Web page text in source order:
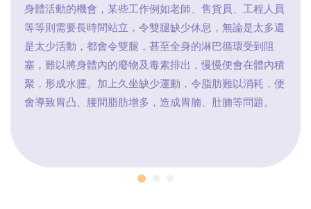
身體活動的機會，某些工作例如老師、售貨員、工程人員
等等則需要長時間站立，令雙腿缺少休息，無論是太多還
是太少活動，都會令雙腿，甚至全身的淋巴循環受到阻
塞，難以將身體內的廢物及毒素排出，慢慢便會在體內積
聚，形成水腫。加上久坐缺少運動，令脂肪難以消耗，便
會導致胃凸、腰間脂肪增多，造成胃腩、肚腩等問題。